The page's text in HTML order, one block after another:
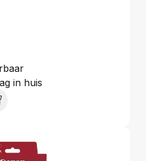
Printkleuren: Cyaan,
in huis